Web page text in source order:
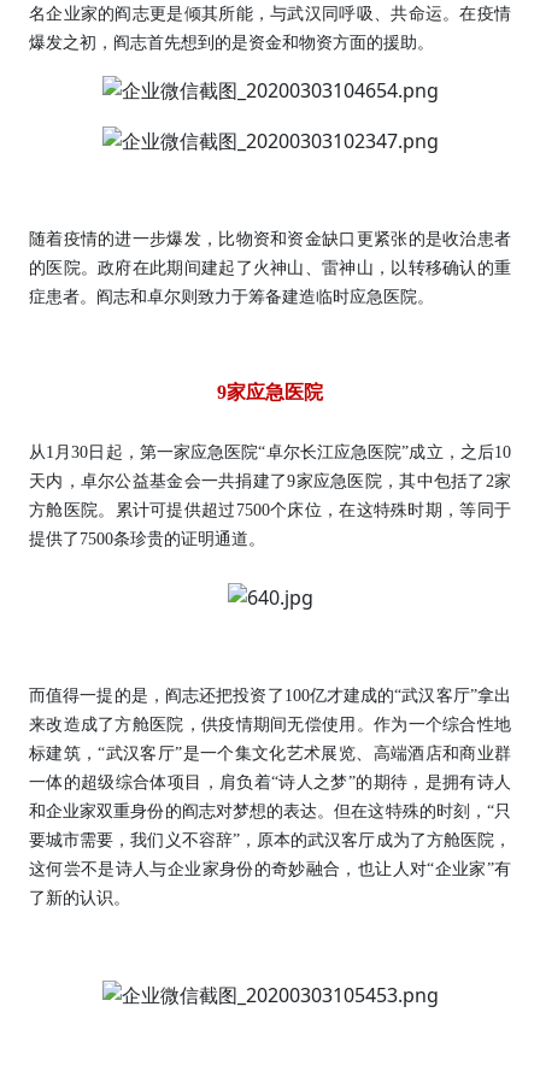
名企业家的阎志更是倾其所能，与武汉同呼吸、共命运。在疫情
爆发之初，阎志首先想到的是资金和物资方面的援助。
随着疫情的进一步爆发，比物资和资金缺口更紧张的是收治患者
的医院。政府在此期间建起了火神山、雷神山，以转移确认的重
症患者。阎志和卓尔则致力于筹备建造临时应急医院。
9家应急医院
从1月30日起，第一家应急医院“卓尔长江应急医院”成立，之后10
天内，卓尔公益基金会一共捐建了9家应急医院，其中包括了2家
方舱医院。累计可提供超过7500个床位，在这特殊时期，等同于
提供了7500条珍贵的证明通道。
而值得一提的是，阎志还把投资了100亿才建成的“武汉客厅”拿出
来改造成了方舱医院，供疫情期间无偿使用。作为一个综合性地
标建筑，“武汉客厅”是一个集文化艺术展览、高端酒店和商业群
一体的超级综合体项目，肩负着“诗人之梦”的期待，是拥有诗人
和企业家双重身份的阎志对梦想的表达。但在这特殊的时刻，“只
要城市需要，我们义不容辞”，原本的武汉客厅成为了方舱医院，
这何尝不是诗人与企业家身份的奇妙融合，也让人对“企业家”有
了新的认识。